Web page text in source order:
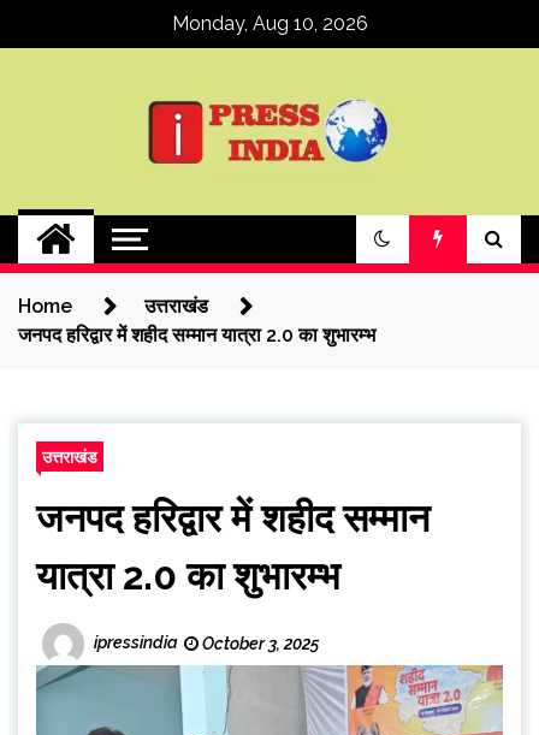
Monday, Aug 10, 2026
ipressindia
Home
उत्तराखंड
जनपद हरिद्वार में शहीद सम्मान यात्रा 2.0 का शुभारम्भ
उत्तराखंड
जनपद हरिद्वार में शहीद सम्मान
यात्रा 2.0 का शुभारम्भ
ipressindia October 3, 2025